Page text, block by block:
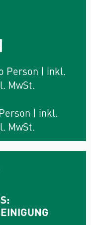
Person | inkl.
MwSt.
| inkl.
MwSt.